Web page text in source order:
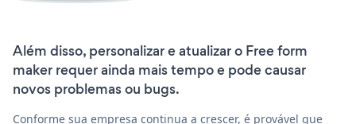
Além disso, personalizar e atualizar o Free form
maker requer ainda mais tempo e pode causar
novos problemas ou bugs.
Conforme sua empresa continua a crescer, é provável que